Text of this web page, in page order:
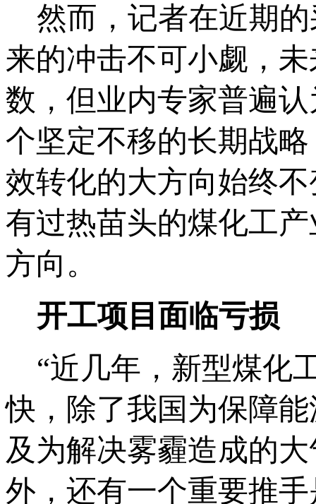
然而，记者在近期的
来的冲击不可小觑，
数，但业内专家普遍
个坚定不移的长期战
效转化的大方向始终
有过热苗头的煤化工
方向。
开工项目面临亏损
“近几年，新型煤化
快，除了我国为保障
及为解决雾霾造成的
外，还有一个重要推